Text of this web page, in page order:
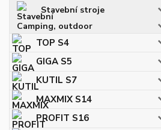
Stavební stroje
Camping, outdoor
TOP S4
GIGA S5
KUTIL S7
MAXMIX S14
PROFIT S16